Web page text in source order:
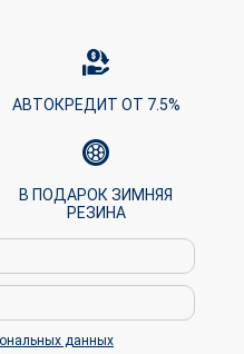
АВТОКРЕДИТ ОТ 7.5%
В ПОДАРОК ЗИМНЯЯ
РЕЗИНА
данных